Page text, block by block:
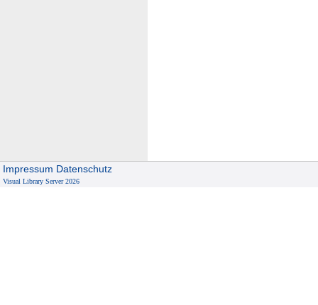
Impressum Datenschutz
Visual Library Server 2026